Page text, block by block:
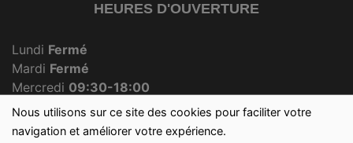
Nous utilisons sur ce site des cookies pour faciliter votre
navigation et améliorer votre expérience.
HEURES D'OUVERTURE
Lundi Fermé
Mardi Fermé
Mercredi 09:30-18:00
JeudiFermé
Vendredi 09:30-18:00